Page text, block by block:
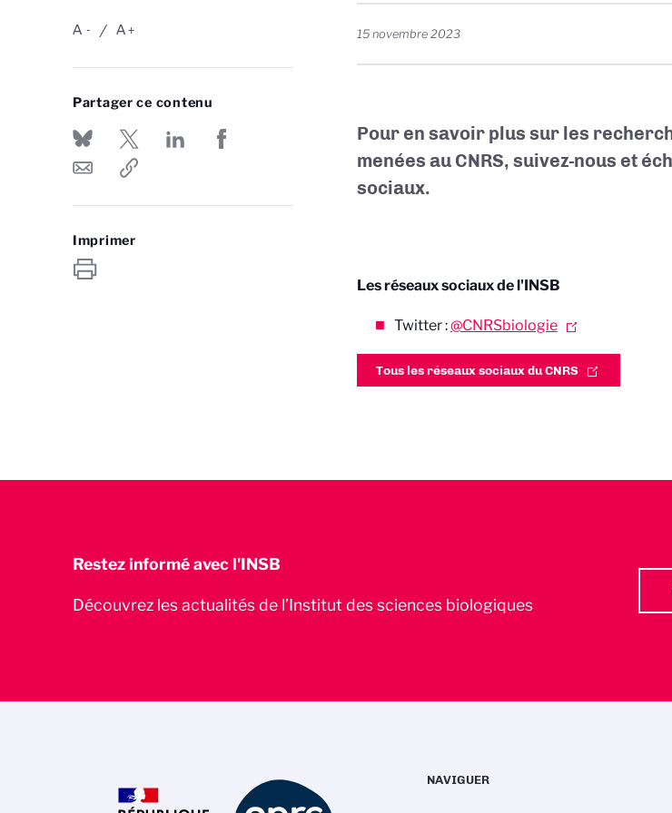
-
A +
A
Partager ce contenu
Imprimer
15 novembre 2023
Pour en savoir plus sur les
menées au CNRS, suivez-nous et
sociaux.
Les réseaux sociaux de l'INSB
Twitter :@CNRSbiologie
Tous les réseaux sociaux du CNRS
Restez informé avec l'INSB
Découvrez les actualités de l’Institut des sciences biologiques
NAVIGUER